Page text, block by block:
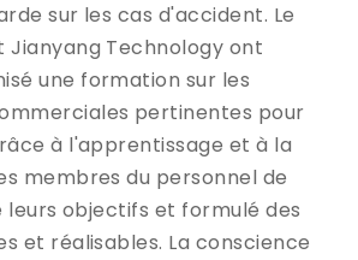
sur les cas d'accident. Le
Jianyang Technology ont
une formation sur les
pertinentes pour
à l'apprentissage et à la
membres du personnel de
objectifs et formulé des
et réalisables. La conscience